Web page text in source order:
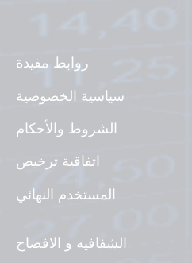
روابط مفيدة
سياسية الخصوصية
الشروط والأحكام
اتفاقية ترخيص
المستخدم النهائي
الشفافيه و الافصاح